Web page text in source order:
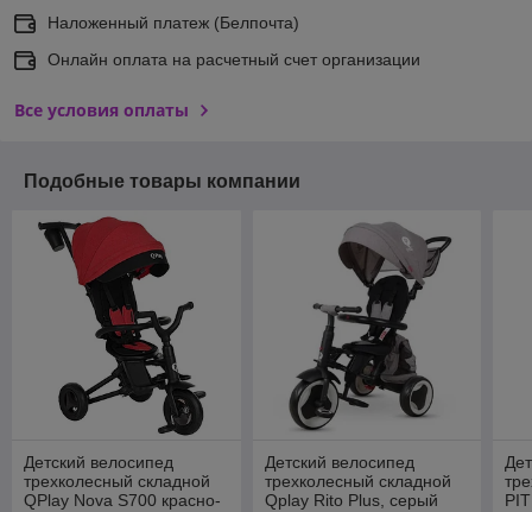
Наложенный платеж (Белпочта)
Онлайн оплата на расчетный счет организации
Все условия оплаты
Подобные товары компании
Детский велосипед
трехколесный складной
QPlay Nova S700 красно-
Детский велосипед
трехколесный складной
Qplay Rito Plus, серый